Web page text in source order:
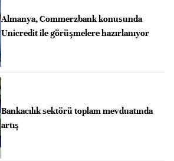
Almanya, Commerzbank konusunda
Unicredit ile görüşmelere hazırlanıyor
Bankacılık sektörü toplam mevduatında
artış